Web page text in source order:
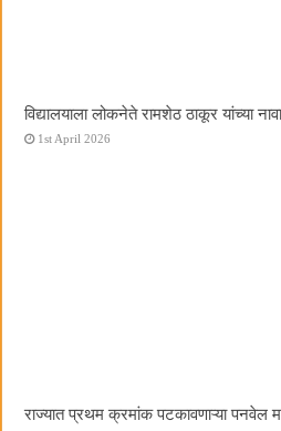
विद्यालयाला लोकनेते रामशेठ ठाकूर यांच्या
1st April 2026
राज्यात प्रथम क्रमांक पटकावणाऱ्या पनवेल